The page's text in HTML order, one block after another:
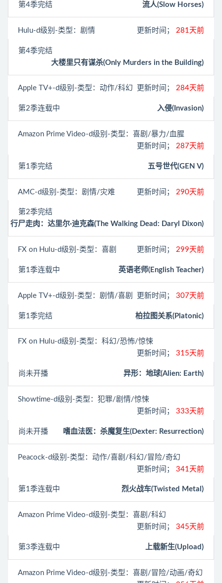
第4季完结 流人(Slow Horses)
Hulu-d级别-类型：剧情 更新时间； 281天前
第4季完结
大楼里只有谋杀(Only Murders in the Building)
Apple TV+-d级别-类型：动作/科幻 更新时间； 284天前
第2季连载中 入侵(Invasion)
Amazon Prime Video-d级别-类型：喜剧/暴力/血腥
更新时间；
287天前
第1季完结 五号世代(GEN V)
AMC-d级别-类型：剧情/灾难 更新时间； 290天前
第2季完结
行尸走肉：达里尔·迪克森(The Walking Dead: Daryl Dixon)
FX on Hulu-d级别-类型：喜剧 更新时间； 299天前
第1季连载中 英语老师(English Teacher)
Apple TV+-d级别-类型：剧情/喜剧 更新时间； 307天前
第1季完结 柏拉图关系(Platonic)
FX on Hulu-d级别-类型：科幻/恐怖/惊悚
更新时间；
315天前
尚未开播 异形：地球(Alien: Earth)
Showtime-d级别-类型：犯罪/剧情/惊悚
更新时间；
333天前
尚未开播 嗜血法医：杀魔复生(Dexter: Resurrection)
Peacock-d级别-类型：动作/喜剧/科幻/冒险/奇幻
更新时间；
341天前
第1季连载中 烈火战车(Twisted Metal)
Amazon Prime Video-d级别-类型：喜剧/科幻
更新时间；
345天前
第3季连载中 上载新生(Upload)
Amazon Prime Video-d级别-类型：喜剧/冒险/动画/奇幻